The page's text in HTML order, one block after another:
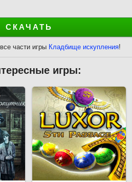
СКАЧАТЬ
части игры Кладбище искупления!
игры: